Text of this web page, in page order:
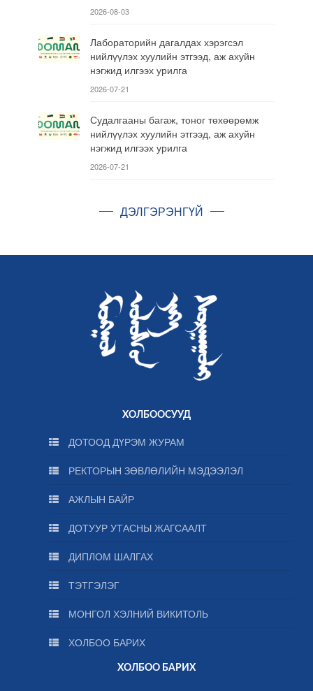
2026-08-03
Лабораторийн дагалдах хэрэгсэл
нийлүүлэх хуулийн этгээд, аж ахуйн
нэгжид илгээх урилга
2026-07-21
Судалгааны багаж, тоног төхөөрөмж
нийлүүлэх хуулийн этгээд, аж ахуйн
нэгжид илгээх урилга
2026-07-21
ДЭЛГЭРЭНГҮЙ
ХОЛБООСУУД
ДОТООД ДҮРЭМ ЖУРАМ
РЕКТОРЫН ЗӨВЛӨЛИЙН МЭДЭЭЛЭЛ
АЖЛЫН БАЙР
ДОТУУР УТАСНЫ ЖАГСААЛТ
ДИПЛОМ ШАЛГАХ
ТЭТГЭЛЭГ
МОНГОЛ ХЭЛНИЙ ВИКИТОЛЬ
ХОЛБОО БАРИХ
ХОЛБОО БАРИХ